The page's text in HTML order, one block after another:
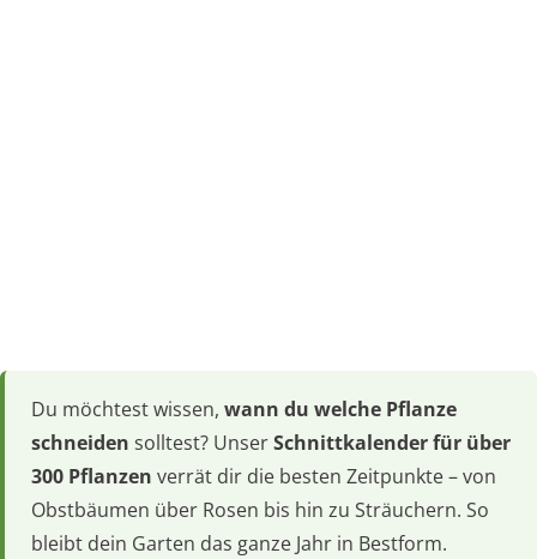
Du möchtest wissen, wann du welche Pflanze
schneiden solltest? UnserSchnittkalender für über
300 Pflanzen verrät dir die besten Zeitpunkte – von
Obstbäumen über Rosen bis hin zu Sträuchern. So
bleibt dein Garten das ganze Jahr in Bestform.